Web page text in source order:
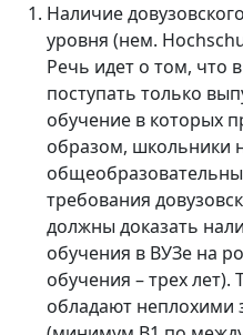
Наличие
уровня (нем.
Речь идет о том, что
поступать только
обучение в которых
образом, школьники
требования
должны доказать
обучения в ВУЗе на
обучения – трех лет).
обладают неплохими